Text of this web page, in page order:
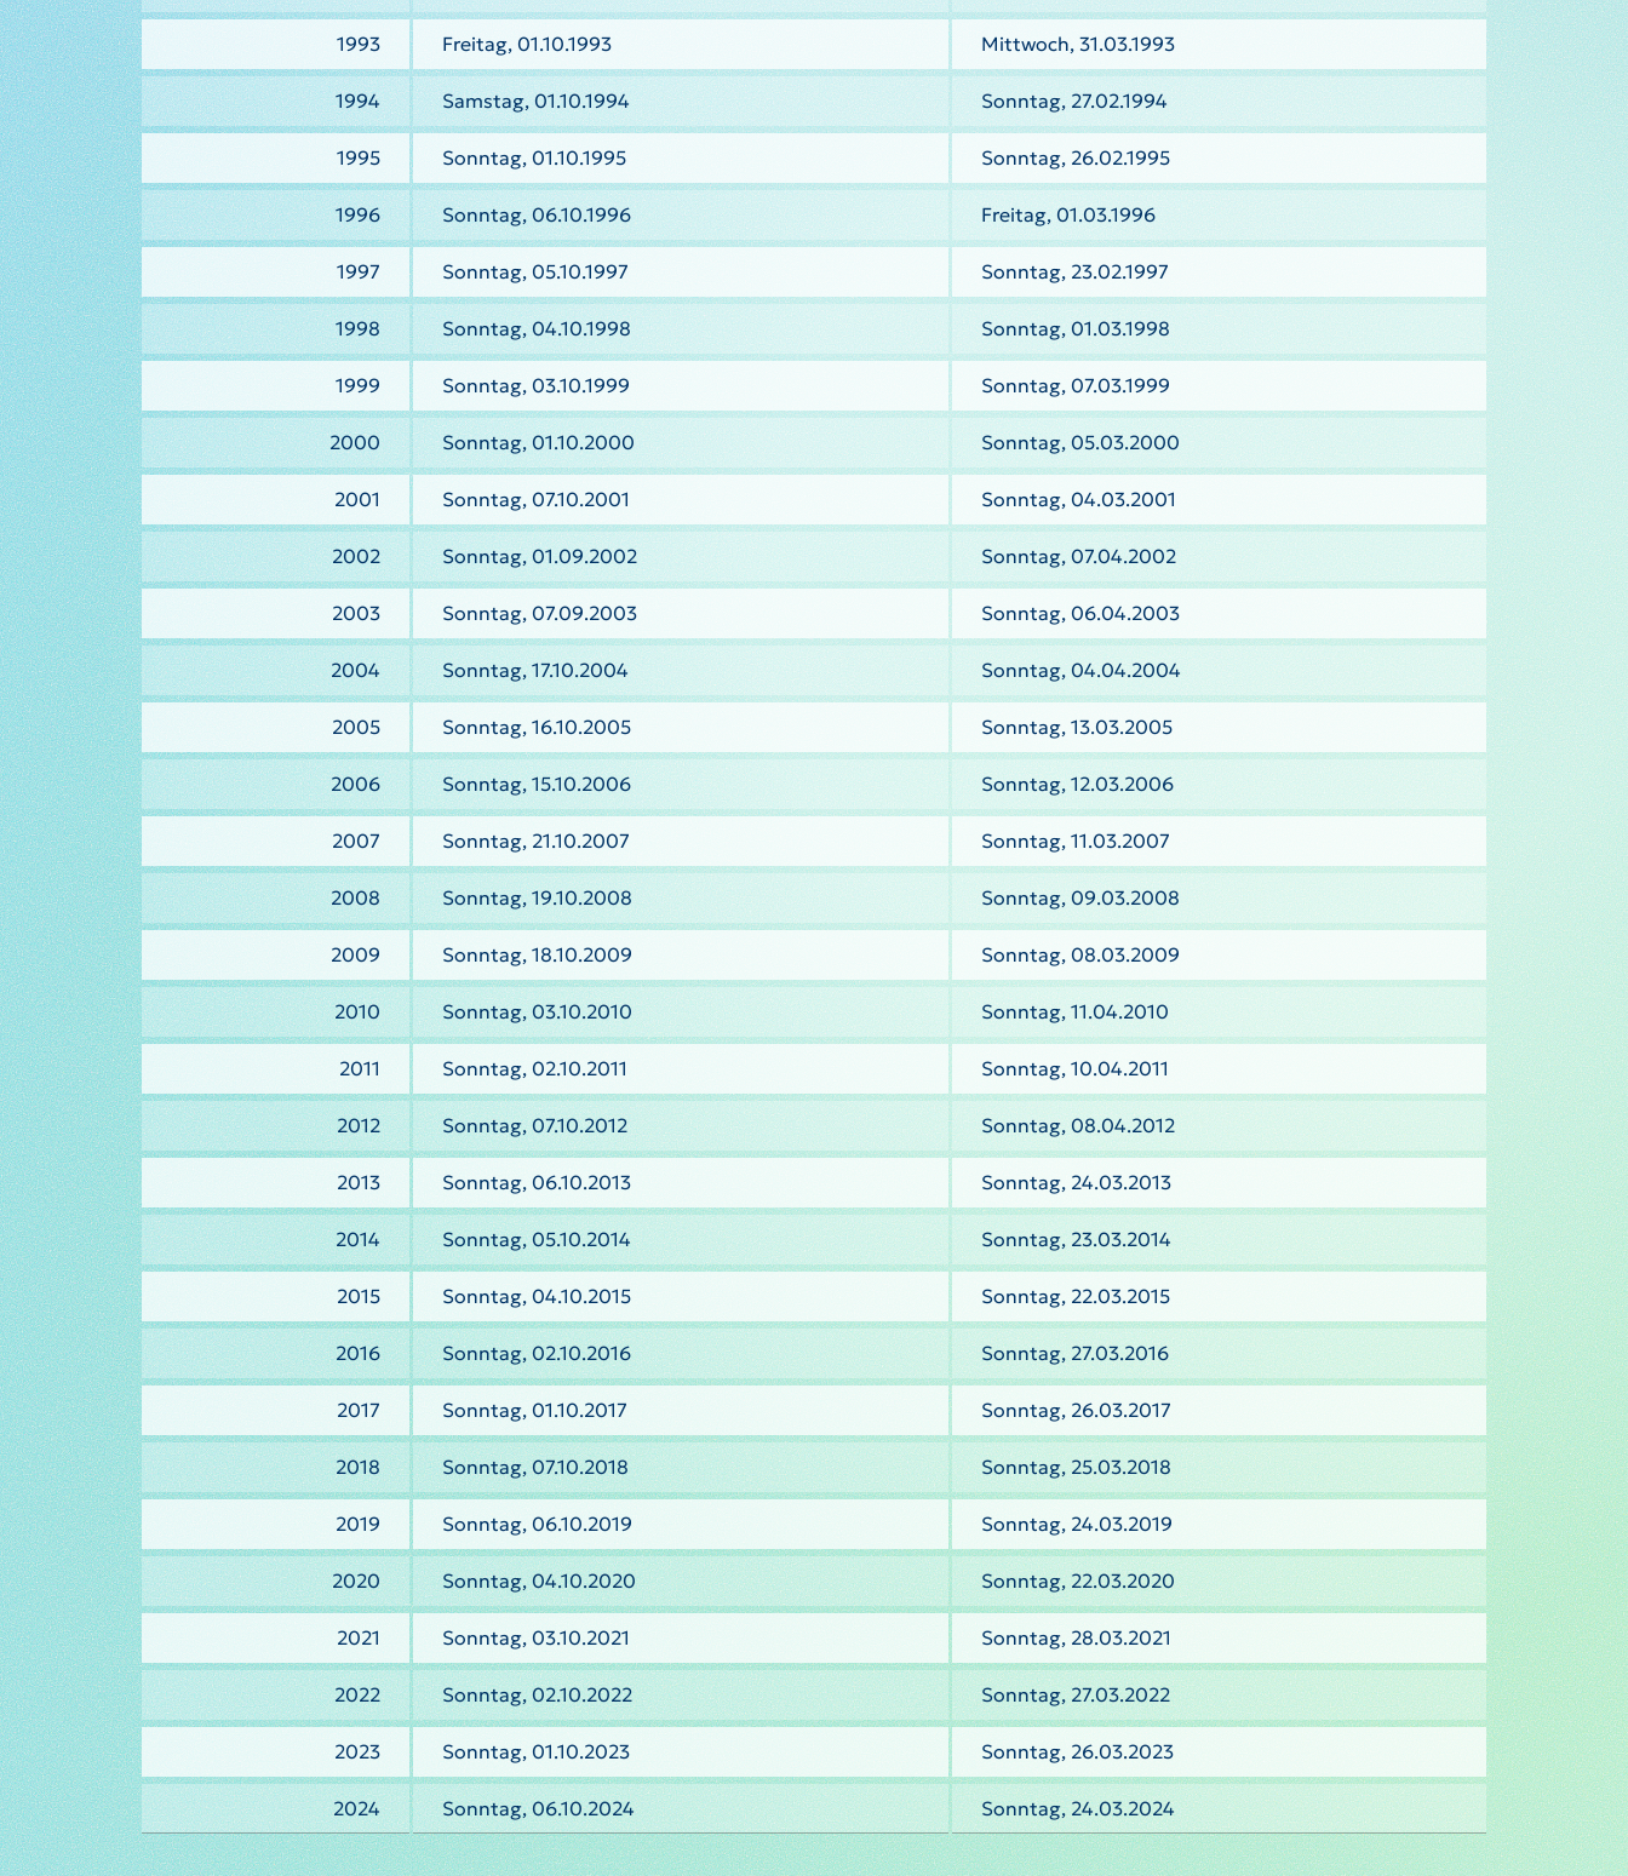
1993 Freitag, 01.10.1993 Mittwoch, 31.03.1993
1994 Samstag, 01.10.1994 Sonntag, 27.02.1994
1995 Sonntag, 01.10.1995 Sonntag, 26.02.1995
1996 Sonntag, 06.10.1996 Freitag, 01.03.1996
1997 Sonntag, 05.10.1997 Sonntag, 23.02.1997
1998 Sonntag, 04.10.1998 Sonntag, 01.03.1998
1999 Sonntag, 03.10.1999 Sonntag, 07.03.1999
2000 Sonntag, 01.10.2000 Sonntag, 05.03.2000
2001 Sonntag, 07.10.2001 Sonntag, 04.03.2001
2002 Sonntag, 01.09.2002 Sonntag, 07.04.2002
2003 Sonntag, 07.09.2003 Sonntag, 06.04.2003
2004 Sonntag, 17.10.2004 Sonntag, 04.04.2004
2005 Sonntag, 16.10.2005 Sonntag, 13.03.2005
2006 Sonntag, 15.10.2006 Sonntag, 12.03.2006
2007 Sonntag, 21.10.2007 Sonntag, 11.03.2007
2008 Sonntag, 19.10.2008 Sonntag, 09.03.2008
2009 Sonntag, 18.10.2009 Sonntag, 08.03.2009
2010 Sonntag, 03.10.2010 Sonntag, 11.04.2010
2011 Sonntag, 02.10.2011 Sonntag, 10.04.2011
2012 Sonntag, 07.10.2012 Sonntag, 08.04.2012
2013 Sonntag, 06.10.2013 Sonntag, 24.03.2013
2014 Sonntag, 05.10.2014 Sonntag, 23.03.2014
2015 Sonntag, 04.10.2015 Sonntag, 22.03.2015
2016 Sonntag, 02.10.2016 Sonntag, 27.03.2016
2017 Sonntag, 01.10.2017 Sonntag, 26.03.2017
2018 Sonntag, 07.10.2018 Sonntag, 25.03.2018
2019 Sonntag, 06.10.2019 Sonntag, 24.03.2019
2020 Sonntag, 04.10.2020 Sonntag, 22.03.2020
2021 Sonntag, 03.10.2021 Sonntag, 28.03.2021
2022 Sonntag, 02.10.2022 Sonntag, 27.03.2022
2023 Sonntag, 01.10.2023 Sonntag, 26.03.2023
2024 Sonntag, 06.10.2024 Sonntag, 24.03.2024